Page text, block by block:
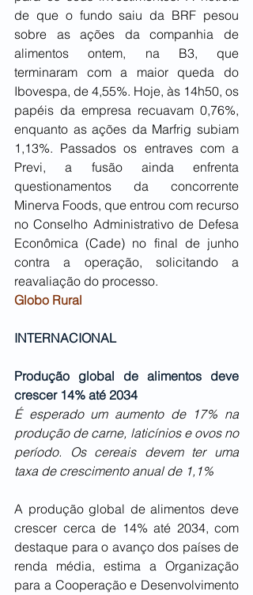
de que o fundo saiu da BRF pesou
sobre as ações da companhia de
alimentos ontem, na B3, que
terminaram com a maior queda do
Ibovespa, de 4,55%. Hoje, às 14h50, os
papéis da empresa recuavam 0,76%,
enquanto as ações da Marfrig subiam
1,13%. Passados os entraves com a
Previ, a fusão ainda enfrenta
questionamentos da concorrente
Minerva Foods, que entrou com recurso
no Conselho Administrativo de Defesa
Econômica (Cade) no final de junho
contra a operação, solicitando a
reavaliação do processo.
Globo Rural
INTERNACIONAL
Produção global de alimentos deve
crescer 14% até 2034
É esperado um aumento de 17% na
produção de carne, laticínios e ovos no
período. Os cereais devem ter uma
taxa de crescimento anual de 1,1%
A produção global de alimentos deve
crescer cerca de 14% até 2034, com
destaque para o avanço dos países de
renda média, estima a Organização
para a Cooperação e Desenvolvimento